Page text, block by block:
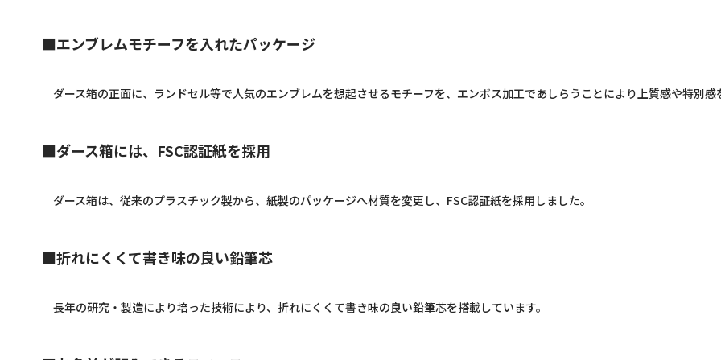
■エンブレムモチーフを入れたパッケージ
ダース箱の正面に、ランドセル等で人気のエンブレムを想起させるモチーフを、エンボス加工であしらうことにより上質感や特別感
■ダース箱には、FSC認証紙を採用
ダース箱は、従来のプラスチック製から、紙製のパッケージへ材質を変更し、FSC認証紙を採用しました。
■折れにくくて書き味の良い鉛筆芯
長年の研究・製造により培った技術により、折れにくくて書き味の良い鉛筆芯を搭載しています。